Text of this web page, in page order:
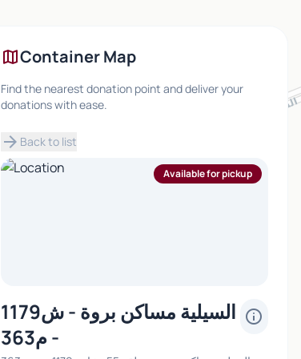
mapContainer Map
Find the nearest donation point and deliver your
donations with ease.
arrow_forward Back to list
Available for pickup
السيلية مساكن بروة - ش1179
- م363
info